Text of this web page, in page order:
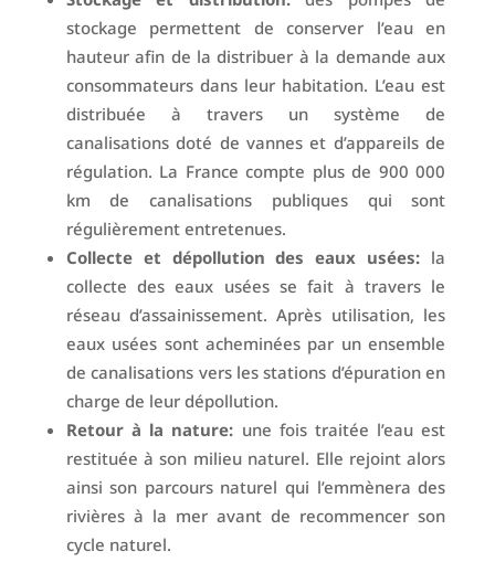
stockage permettent de conserver l’eau en
hauteur afin de la distribuer à la demande aux
consommateurs dans leur habitation. L’eau est
distribuée à travers un système de
canalisations doté de vannes et d’appareils de
régulation. La France compte plus de 900 000
km de canalisations publiques qui sont
régulièrement entretenues.
Collecte et dépollution des eaux usées: la
collecte des eaux usées se fait à travers le
réseau d’assainissement. Après utilisation, les
eaux usées sont acheminées par un ensemble
de canalisations vers les stations d’épuration en
charge de leur dépollution.
Retour à la nature: une fois traitée l’eau est
restituée à son milieu naturel. Elle rejoint alors
ainsi son parcours naturel qui l’emmènera des
rivières à la mer avant de recommencer son
cycle naturel.